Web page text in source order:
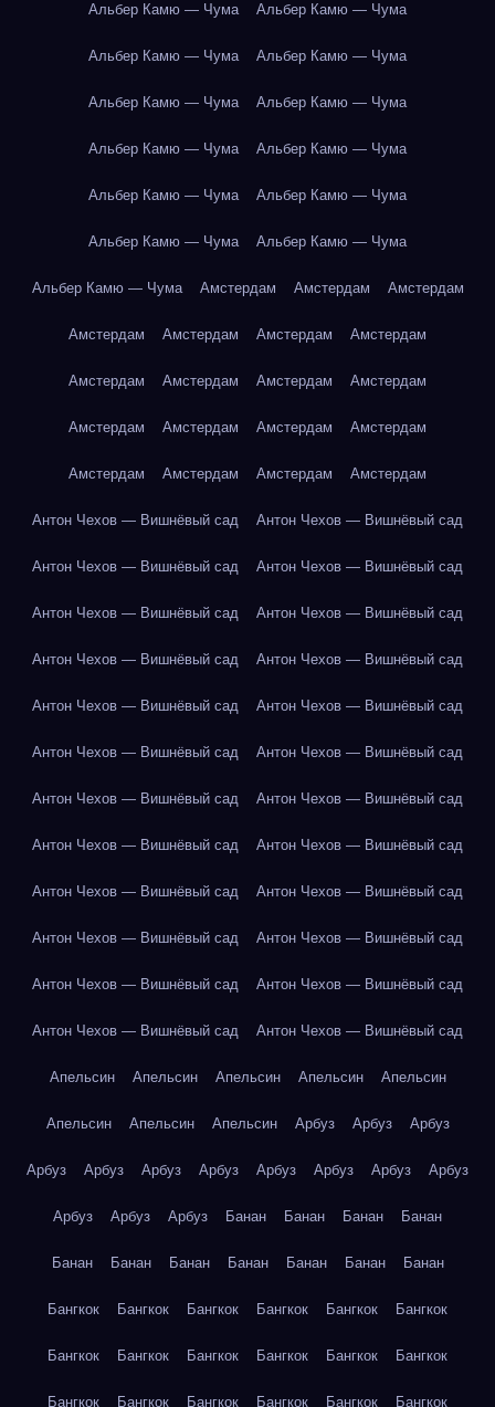
Альбер Камю — Чума Альбер Камю — Чума
Альбер Камю — Чума Альбер Камю — Чума
Альбер Камю — Чума Альбер Камю — Чума
Альбер Камю — Чума Альбер Камю — Чума
Альбер Камю — Чума Альбер Камю — Чума
Альбер Камю — Чума Альбер Камю — Чума
Альбер Камю — Чума Амстердам Амстердам Амстердам
Амстердам Амстердам Амстердам Амстердам
Амстердам Амстердам Амстердам Амстердам
Амстердам Амстердам Амстердам Амстердам
Амстердам Амстердам Амстердам Амстердам
Антон Чехов — Вишнёвый сад Антон Чехов — Вишнёвый сад
Антон Чехов — Вишнёвый сад Антон Чехов — Вишнёвый сад
Антон Чехов — Вишнёвый сад Антон Чехов — Вишнёвый сад
Антон Чехов — Вишнёвый сад Антон Чехов — Вишнёвый сад
Антон Чехов — Вишнёвый сад Антон Чехов — Вишнёвый сад
Антон Чехов — Вишнёвый сад Антон Чехов — Вишнёвый сад
Антон Чехов — Вишнёвый сад Антон Чехов — Вишнёвый сад
Антон Чехов — Вишнёвый сад Антон Чехов — Вишнёвый сад
Антон Чехов — Вишнёвый сад Антон Чехов — Вишнёвый сад
Антон Чехов — Вишнёвый сад Антон Чехов — Вишнёвый сад
Антон Чехов — Вишнёвый сад Антон Чехов — Вишнёвый сад
Антон Чехов — Вишнёвый сад Антон Чехов — Вишнёвый сад
Апельсин Апельсин Апельсин Апельсин Апельсин
Апельсин Апельсин Апельсин Арбуз Арбуз Арбуз
Арбуз Арбуз Арбуз Арбуз Арбуз Арбуз Арбуз Арбуз
Арбуз Арбуз Арбуз Банан Банан Банан Банан
Банан Банан Банан Банан Банан Банан Банан
Бангкок Бангкок Бангкок Бангкок Бангкок Бангкок
Бангкок Бангкок Бангкок Бангкок Бангкок Бангкок
Бангкок Бангкок Бангкок Бангкок Бангкок Бангкок